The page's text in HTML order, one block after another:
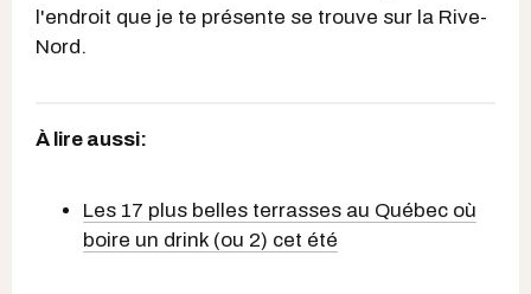
l'endroit que je te présente se trouve sur la Rive-
Nord.
À lire aussi:
Les 17 plus belles terrasses au Québec où
boire un drink (ou 2) cet été